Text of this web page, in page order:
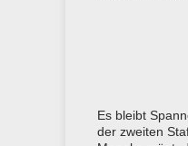
Es bleibt
der zweiten